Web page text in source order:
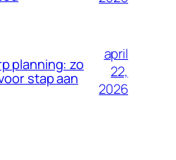
planning: zo
stap aan
april
22,
2026